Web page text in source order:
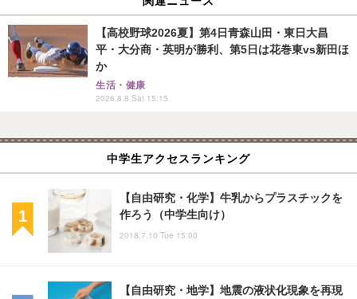
【高校野球2026夏】第4日青森山田・東日大昌
平・大分商・英明が勝利、第5日は花巻東vs新田ほ
か
生活・健康
2026.8.8 Sat 15:15
中学生アクセスランキング
【自由研究・化学】牛乳からプラスチックを
作ろう（中学生向け）
2018.7.10 Tue 15:00
【自由研究・地学】地震の液状化現象を再現